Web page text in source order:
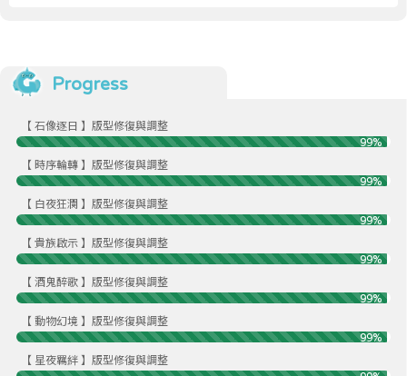
Progress
【 石像逐日 】版型修復與調整
99%
【 時序輪轉 】版型修復與調整
99%
【 白夜狂瀾 】版型修復與調整
99%
【 貴族啟示 】版型修復與調整
99%
【 酒鬼醉歌 】版型修復與調整
99%
【 動物幻境 】版型修復與調整
99%
【 星夜羈絆 】版型修復與調整